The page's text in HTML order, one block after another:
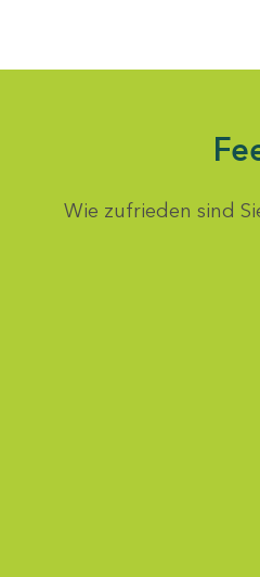
Wie zufrieden sind